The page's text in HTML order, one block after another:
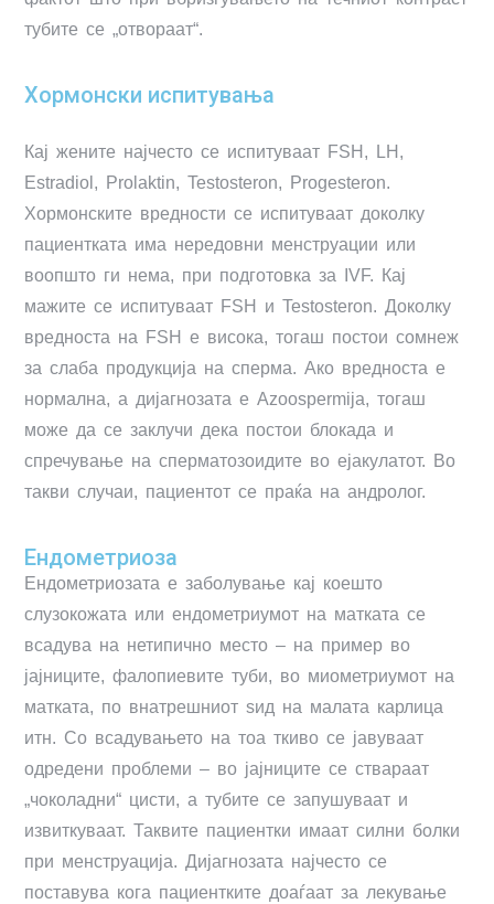
тубите се „отвораат“.
Хормонски испитувања
Кај жените најчесто се испитуваат FSH, LH,
Estradiol, Prolaktin, Testosteron, Progesteron.
Хормонските вредности се испитуваат доколку
пациентката има нередовни менструации или
воопшто ги нема, при подготовка за IVF. Кај
мажите се испитуваат FSH и Testosteron. Доколку
вредноста на FSH е висока, тогаш постои сомнеж
за слаба продукција на сперма. Ако вредноста е
нормална, а дијагнозата е Azoospermija, тогаш
може да се заклучи дека постои блокада и
спречување на сперматозоидите во ејакулатот. Во
такви случаи, пациентот се праќа на андролог.
Ендометриоза
Ендометриозата е заболување кај коешто
слузокожата или ендометриумот на матката се
всадува на нетипично место – на пример во
јајниците, фалопиевите туби, во миометриумот на
матката, по внатрешниот ѕид на малата карлица
итн. Со всадувањето на тоа ткиво се јавуваат
одредени проблеми – во јајниците се ствараат
„чоколадни“ цисти, а тубите се запушуваат и
извиткуваат. Таквите пациентки имаат силни болки
при менструација. Дијагнозата најчесто се
поставува кога пациентките доаѓаат за лекување